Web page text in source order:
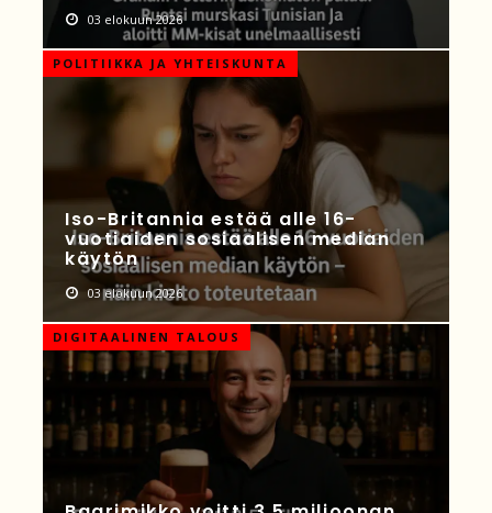
03 elokuun 2026
POLITIIKKA JA YHTEISKUNTA
Iso-Britannia estää alle 16-
vuotiaiden sosiaalisen median
käytön
03 elokuun 2026
DIGITAALINEN TALOUS